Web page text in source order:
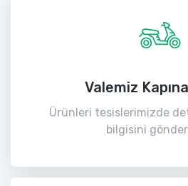
Valemiz
Ürünleri tesislerimizde
bilgisini